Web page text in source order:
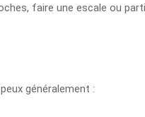
faire une escale ou
généralement :